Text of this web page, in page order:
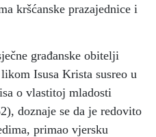
kršćanske prazajednice i
građanske obitelji
Isusa Krista susreo u
o vlastitoj mladosti
doznaje se da je redovito
primao vjersku